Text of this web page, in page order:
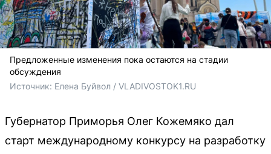
Предложенные изменения пока остаются на стадии
обсуждения
Источник: Елена Буйвол / VLADIVOSTOK1.RU
Губернатор Приморья Олег Кожемяко дал
старт международному конкурсу на разработку